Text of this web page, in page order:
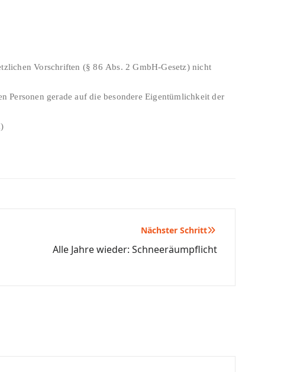
Vorschriften (§ 86 Abs. 2 GmbH-Gesetz) nicht
Personen gerade auf die besondere Eigentümlichkeit der
Nächster Schritt
Alle Jahre wieder: Schneeräumpflicht